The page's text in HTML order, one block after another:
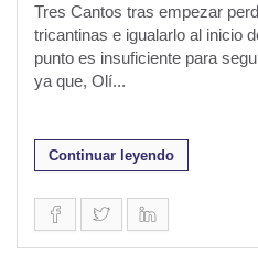
Tres Cantos tras empezar
tricantinas e igualarlo al inicio
punto es insuficiente para
ya que, Olí...
Continuar leyendo